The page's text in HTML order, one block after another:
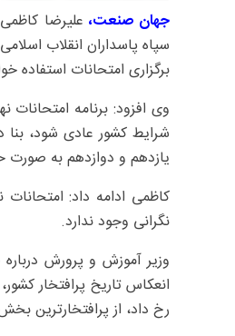
جهان صنعت، علیرضا
سپاه پاسداران انقلاب
برگزاری امتحانات استفاده
وی افزود: برنامه
یازدهم و دوازدهم به
کاظمی ادامه داد:
نگرانی وجود ندارد.
وزیر آموزش و پرورش
رخ داد، از پرافتخارترین